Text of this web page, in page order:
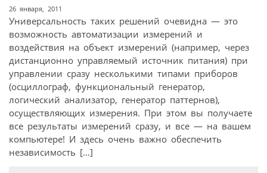
26 января, 2011
Универсальность таких решений очевидна — это
возможность автоматизации измерений и
воздействия на объект измерений (например, через
дистанционно управляемый источник питания) при
управлении сразу несколькими типами приборов
(осциллограф, функциональный генератор,
логический анализатор, генератор паттернов),
осуществляющих измерения. При этом вы получаете
все результаты измерений сразу, и все — на вашем
компьютере! И здесь очень важно обеспечить
независимость […]